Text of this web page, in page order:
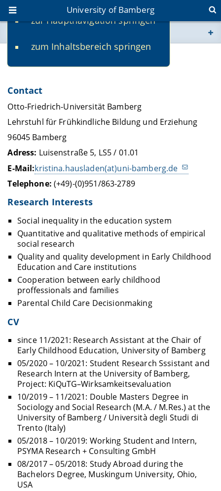
zur Hauptnavigation springen
zum Inhaltsbereich springen
University of Bamberg
www.uni-bamberg.de
fis.uni-bamberg.de
Kristina Hausladen
Contact
Otto-Friedrich-Universität Bamberg
Lehrstuhl für Frühkindliche Bildung und Erziehung
96045 Bamberg
Adress: Luisenstraße 5, LS5 / 01.01
E-Mail:kristina.hausladen(at)uni-bamberg.de
Telephone: (+49)-(0)951/863-2789
Research Interests
Social inequality in the education system
Quantitative and qualitative methods of empirical
social research
Quality and quality development in Early Childhood
Education and Care institutions
Cooperation between early childhood
proffessionals and families
Parental Child Care Decisionmaking
CV
since 11/2021: Research Assistant at the Chair of
Early Childhood Education, University of Bamberg
05/2020 – 10/2021: Student Research Sssistant and
Research Intern at the University of Bamberg,
Project: KiQuTG–Wirksamkeitsevaluation
10/2019 – 11/2021: Double Masters Degree in
Sociology and Social Research (M.A. / M.Res.) at the
University of Bamberg / Università degli Studi di
Trento (Italy)
05/2018 – 10/2019: Working Student and Intern,
PSYMA Research + Consulting GmbH
08/2017 – 05/2018: Study Abroad during the
Bachelors Degree, Muskingum University, Ohio,
USA